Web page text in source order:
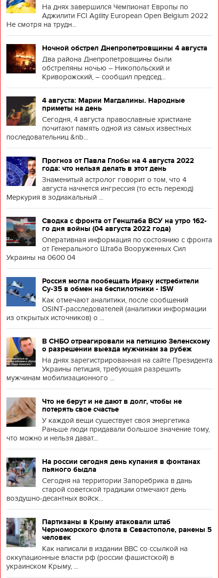
На днях завершился Чемпионат Европы по
Аджилити FCI Agility European Open Belgium 2022
Не смотря на трудн...
Ночной обстрел Днепропетровщины 4 августа
Два района Днепропетровщины были
обстреляны ночью – Никопольский и
Криворожский, – сообщил председ...
4 августа: Марии Магдалины. Народные
приметы на день
Сегодня, 4 августа православные христиане
почитают память одной из самых известных
последовательниц &nb...
Прогноз от Павла Глобы на 4 августа 2022
года: что нельзя делать в этот день
Знаменитый астролог говорит о том, что 4
августа начнется ингрессия (то есть переход)
Меркурия в зодиакальный ...
Сводка с фронта от Генштаба ВСУ на утро 162-
го дня войны (04 августа 2022 года)
Оперативная информация по состоянию с фронта
от Генерального Штаба Вооруженных Сил
Украины на 0600 04
Россия могла пообещать Ирану истребители
Су-35 в обмен на беспилотники - ISW
Как отмечают аналитики, после сообщений
OSINT-расследователей (аналитики информации
из открытых источников) о ...
В СНБО отреагировали на петицию Зеленскому
о разрешении выезда мужчинам за рубеж
На днях зарегистрированная на сайте Президента
Украины петиция, требующая разрешить
мужчинам мобилизационного ...
Что не берут и не дают в долг, чтобы не
потерять свое счастье
У каждой вещи существует своя энергетика
Раньше люди придавали большое значение тому,
что можно и нельзя дават...
На россии сегодня день купания в фонтанах
пьяного быдла
Сегодня на территории Запоребрика в дань
старой советской традиции отмечают день
воздушно-десантных войск...
Партизаны в Крыму атаковали штаб
Черноморского флота в Севастополе, ранены 5
человек
Как написали в издании BBC со ссылкой на
оккупационные власти рф (россии фашистской) в
украинском Крыму, ...